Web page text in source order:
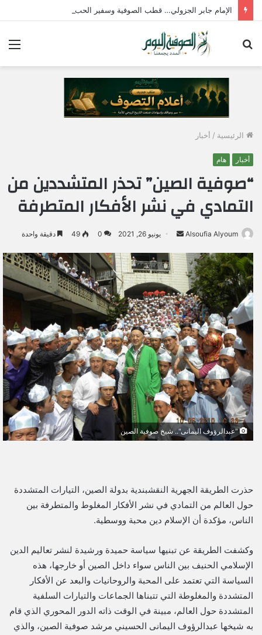
الإمام جابر الجزولي… قطب الصوفية وسفير الحب الإلهي في مصر
الرئيسية / أخبار
أخبار هام
“صوفية الصين” تحذر المتشددين من
التمادي في نشر الأفكار المتطرفة
Alsoufia Alyoum
س
ل
ب
ر
ي
د
ا
إ
ل
ك
ت
ر
و
يونيو 26, 2021 0
49 دقيقة واحدة
"عبدالرؤوف اليمانى".. شيخ صوفية الصين
حذرت الطريقة الجهرية النقشبندية بدولة الصين، التيارات المتشددة
حول العالم من التمادي في نشر الأفكار المغلوط والمتطرفة بين
الناس، مؤكدة أن الإسلام دين محبة ووسطية.
وكشفت الطريقة عن تبنيها سياسة حميدة ورشيدة لنشر تعاليم الدين
الإسلامي الحنيف بين الناس سواء داخل الصين أو خارجها، هذه
السياسة التي تعتمد على المحبة والروحانيات والبعد عن الأفكار
المتشددة والمغلوطة التي تتبناها الجماعات والتيارات السلفية
المتشددة حول العالم، مبينة في الوقت ذاته الدور المحوري الذي قام
به شيخها عبدالرؤوف اليمانى الحسيني مرشد صوفية الصين، والذي